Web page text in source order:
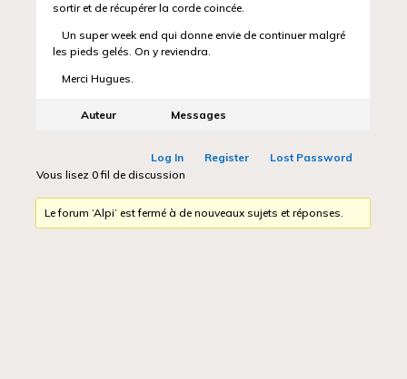
sortir et de récupérer la corde coincée.
Un super week end qui donne envie de continuer malgré
les pieds gelés. On y reviendra.
Merci Hugues.
Auteur Messages
Log In Register
Lost Password
Vous lisez 0 fil de discussion
Le forum ‘Alpi’ est fermé à de nouveaux sujets et réponses.